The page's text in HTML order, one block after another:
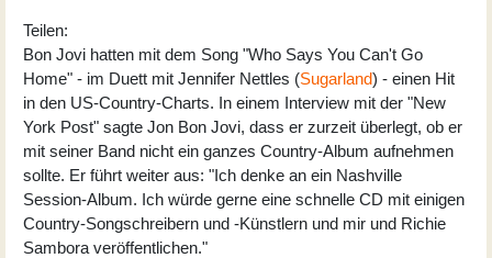
Teilen:
Bon Jovi hatten mit dem Song "Who Says You Can't Go
Home" - im Duett mit Jennifer Nettles (Sugarland) - einen Hit
in den US-Country-Charts. In einem Interview mit der "New
York Post" sagte Jon Bon Jovi, dass er zurzeit überlegt, ob er
mit seiner Band nicht ein ganzes Country-Album aufnehmen
sollte. Er führt weiter aus: "Ich denke an ein Nashville
Session-Album. Ich würde gerne eine schnelle CD mit einigen
Country-Songschreibern und -Künstlern und mir und Richie
Sambora veröffentlichen."